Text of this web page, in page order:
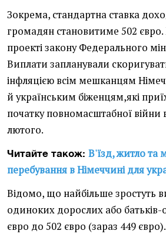
Зокрема, стандартна ставка
громадян становитиме 502
проекті закону Федерального
Виплати запланували
інфляцією всім мешканцям
й українським біженцям,які
початку повномасштабної війни
лютого.
Читайте також: В'їзд, житло та
перебування в Німеччині для
Відомо, що найбільше зростуть
одиноких дорослих або батьків-
євро до 502 євро (зараз 449